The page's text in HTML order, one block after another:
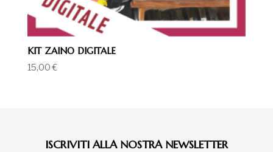
KIT ZAINO DIGITALE
15,00€
ISCRIVITI ALLA NOSTRA NEWSLETTER